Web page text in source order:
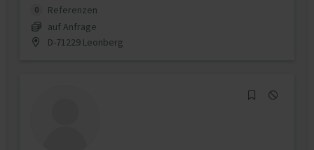
0
Referenzen
auf Anfrage
D-71229 Leonberg